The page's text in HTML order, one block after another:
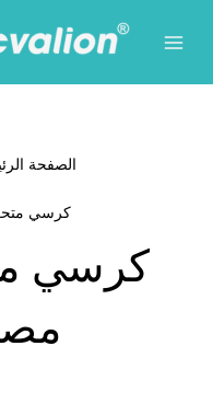
الصفحة الرئيسية
كرسي متحرك
كرسي